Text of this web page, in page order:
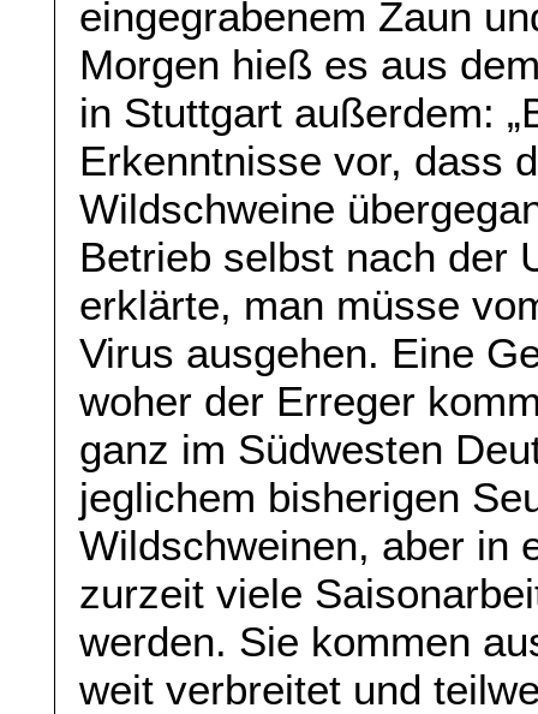
eingegrabenem Zaun
Morgen hieß es aus
in Stuttgart außerdem:
Erkenntnisse vor, dass
Wildschweine
Betrieb selbst nach der
erklärte, man müsse
Virus ausgehen. Eine
woher der Erreger
ganz im Südwesten
jeglichem bisherigen
Wildschweinen, aber in
zurzeit viele
werden. Sie kommen
weit verbreitet und